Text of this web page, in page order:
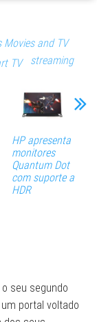
Movies and TV
TV streaming
HP apresenta
monitores
Quantum Dot
com suporte a
HDR
seu segundo
portal voltado